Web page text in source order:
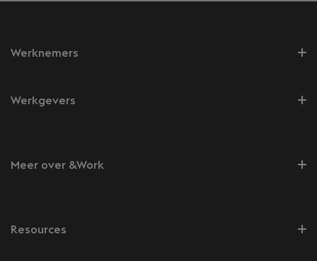
Werknemers
Werkgevers
Meer over &Work
Resources